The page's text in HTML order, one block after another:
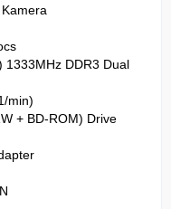
1333MHz DDR3 Dual
min)
+ BD-ROM) Drive